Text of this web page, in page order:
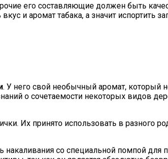
его составляющие должен быть
и аромат табака, а значит испортить
. У него свой необычный аромат, который
о сочетаемости некоторых видов
Их принято использовать в разного
со специальной помпой для